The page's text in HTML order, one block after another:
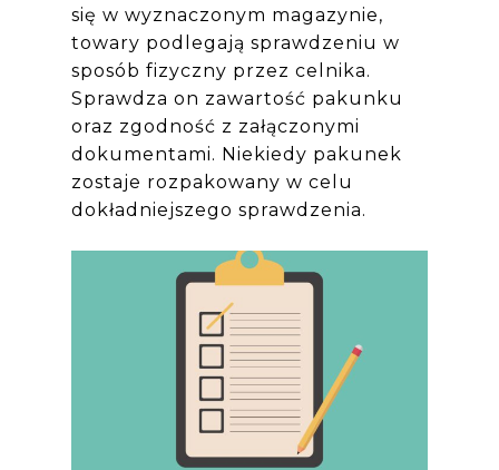
się w wyznaczonym magazynie,
towary podlegają sprawdzeniu w
sposób fizyczny przez celnika.
Sprawdza on zawartość pakunku
oraz zgodność z załączonymi
dokumentami. Niekiedy pakunek
zostaje rozpakowany w celu
dokładniejszego sprawdzenia.